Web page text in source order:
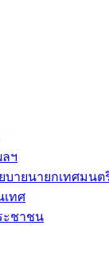
ฯ
บายนายกเทศมนต
ทศ
ะชาชน
ว่างวันที่ 20 – 22
มเชิงปฏิบัติการ
ละการเดินทาง
ณ พื้นที่จังหวัด
ข้าร่วมโครงการ
บล และเจ้า
ารบูรณาการองค์
ในการถอดบท
แนวทางสำคัญ
าพให้แก่
ป